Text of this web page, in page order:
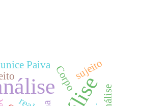
Corposujeito
Paiva